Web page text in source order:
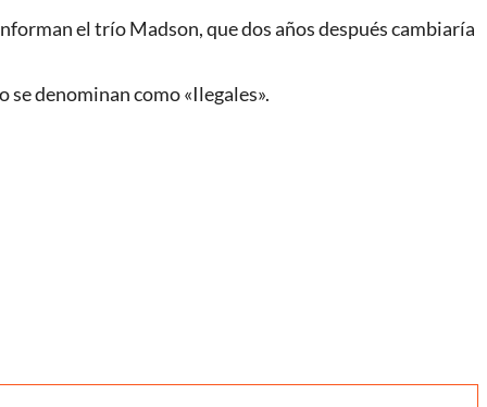
el trío Madson, que dos años después cambiaría
denominan como «Ilegales».